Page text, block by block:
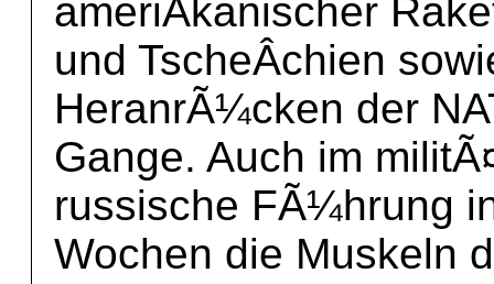
ameriÂ­kanischer
und TscheÂ­chien
HeranrÃ¼cken der
Gange. Auch im
russische FÃ¼hrung
Wochen die Muskeln